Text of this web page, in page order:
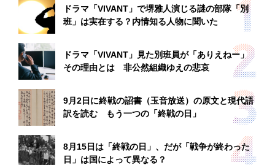
ドラマ「VIVANT」で堺雅人演じる謎の部隊「別
班」は実在する？内情知る人物に聞いた
ドラマ「VIVANT」見た別班員が「ありえねー」
その理由とは 非公然組織ゆえの悲哀
9月2日に終戦の詔書（玉音放送）の原文と現代語
訳を読む もう一つの「終戦の日」
8月15日は「終戦の日」、だが「戦争が終わった
日」は国によって異なる？